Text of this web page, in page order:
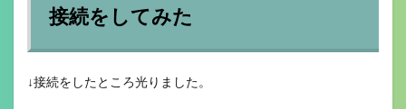
接続をしてみた
↓接続をしたところ光りました。